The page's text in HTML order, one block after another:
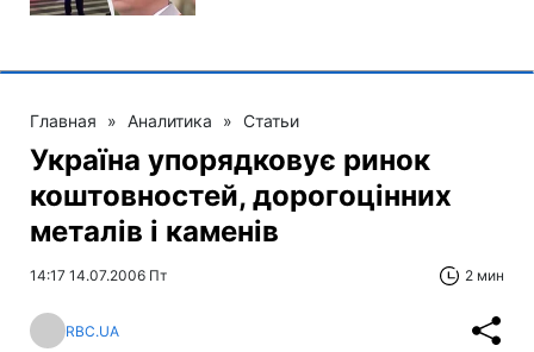
Главная » Аналитика » Статьи
Україна упорядковує ринок
коштовностей, дорогоцінних
металів і каменів
14:17 14.07.2006 Пт 2 мин
RBC.UA